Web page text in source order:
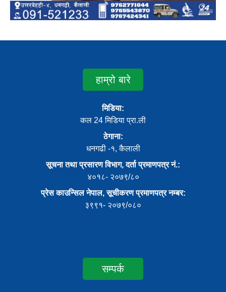
हाम्रो बारे
मिडिया:
कल 24 मिडिया प्रा.ली
ठेगाना:
धनगढी -१, कैलाली
सूचना तथा प्रसारण विभाग, दर्ता प्रमाणपत्र नं.:
४०१८- २०७९/८०
प्रेस काउन्सिल नेपाल, सूचीकरण प्रमाणपत्र नम्बर:
३९९१- २०७९/०८०
सम्पर्क